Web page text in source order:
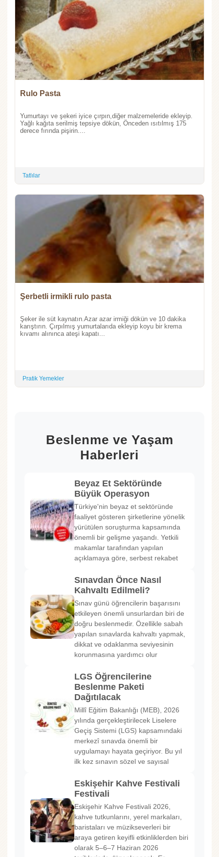
Rulo Pasta
Yumurtayı ve şekeri iyice çırpın,diğer malzemeleride ekleyip.
Yağlı kağıta serilmiş tepsiye dökün, Önceden ısıtılmış 175
derece fırında pişirin....
Tatlılar
Şerbetli irmikli rulo pasta
Şeker ile süt kaynatın.Azar azar irmiği dökün ve 10 dakika
karıştırın. Çırpılmış yumurtalarıda ekleyip koyu bir krema
kıvamı alınınca ateşi kapatı...
Pratik Yemekler
Beslenme ve Yaşam
Haberleri
Beyaz Et Sektöründe
Büyük Operasyon
Türkiye'nin beyaz et sektöründe
faaliyet gösteren şirketlerine yönelik
yürütülen soruşturma kapsamında
önemli bir gelişme yaşandı. Yetkili
makamlar tarafından yapılan
açıklamaya göre, serbest rekabet
Sınavdan Önce Nasıl
Kahvaltı Edilmeli?
Sınav günü öğrencilerin başarısını
etkileyen önemli unsurlardan biri de
doğru beslenmedir. Özellikle sabah
yapılan sınavlarda kahvaltı yapmak,
dikkat ve odaklanma seviyesinin
korunmasına yardımcı olur
LGS Öğrencilerine
Beslenme Paketi
Dağıtılacak
Millî Eğitim Bakanlığı (MEB), 2026
yılında gerçekleştirilecek Liselere
Geçiş Sistemi (LGS) kapsamındaki
merkezî sınavda önemli bir
uygulamayı hayata geçiriyor. Bu yıl
ilk kez sınavın sözel ve sayısal
Eskişehir Kahve Festivali
Festivali
Eskişehir Kahve Festivali 2026,
kahve tutkunlarını, yerel markaları,
baristaları ve müzikseverleri bir
araya getiren keyifli etkinliklerden biri
olarak 5–6–7 Haziran 2026